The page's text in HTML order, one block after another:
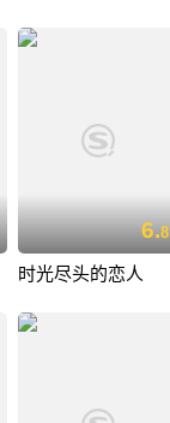
6.8
时光尽头的恋人